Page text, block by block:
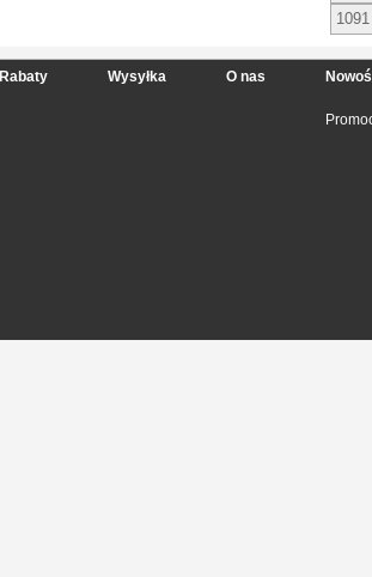
1091
Rabaty Wysyłka O nas